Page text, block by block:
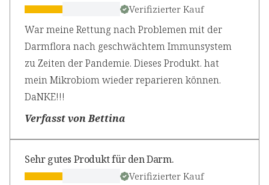
Verifizierter Kauf
War meine Rettung nach Problemen mit der
Darmflora nach geschwächtem Immunsystem
zu Zeiten der Pandemie. Dieses Produkt. hat
mein Mikrobiom wieder reparieren können.
DaNKE!!!
Verfasst von Bettina
Sehr gutes Produkt für den Darm.
Verifizierter Kauf